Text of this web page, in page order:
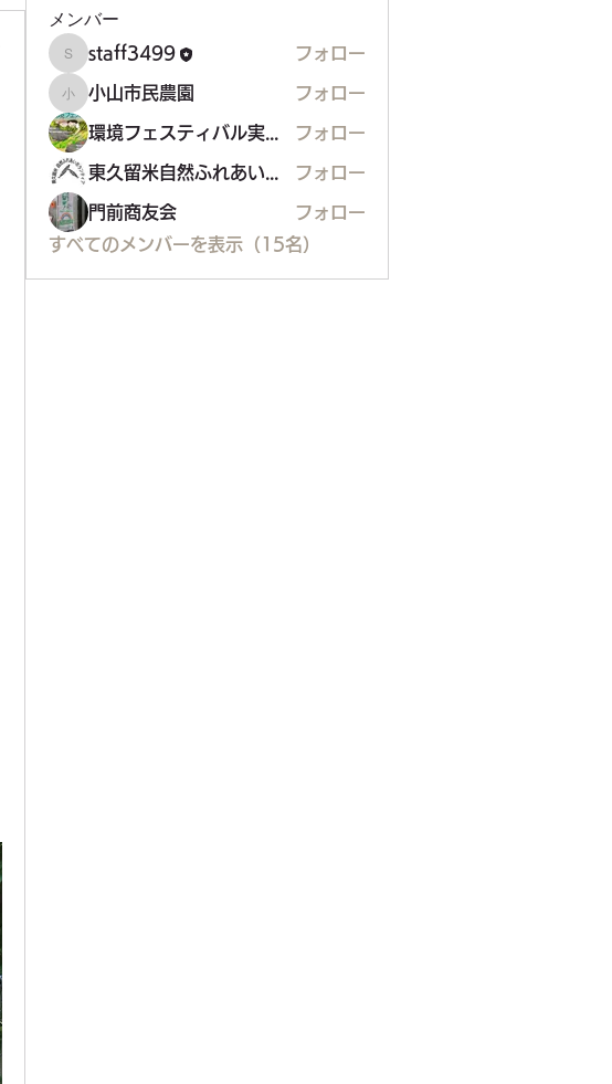
メンバー
staff3499
staff3499 フォロー
小山市民農園
小山市民農園 フォロー
環境フェスティバル実行委員会 フォロー
フォロー
門前商友会
フォロー
すべてのメンバーを表示（15名）